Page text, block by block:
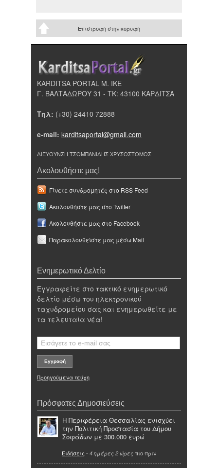
Επιστροφή στην κορυφή
KARDITSA PORTAL Μ. ΙΚΕ
Γ. ΒΑΛΤΑΔΩΡΟΥ 31 - ΤΚ: 43100 ΚΑΡΔΙΤΣΑ
Τηλ: (+30) 24410 72888
e-mail: karditsaportal@gmail.com
ΔΙΕΥΘΥΝΣΗ ΤΣΟΜΠΑΝΙΔΗΣ ΧΡΥΣΟΣΤΟΜΟΣ
Ακολουθήστε μας!
Γίνετε συνδρομητές στο RSS Feed
Ακολουθήστε μας στο Twitter
Ακολουθήστε μας στο Facebook
Παρακολουθείστε μας μέσω Mail
Ενημερωτικό Δελτίο
Εγγραφείτε στο τακτικό ενημερωτικό
δελτίο μέσω του ηλεκτρονικού
ταχυδρομείου σας και ενημερωθείτε με
τα τελευταία νέα!
Προηγούμενα τεύχη
Πρόσφατες Δημοσιεύσεις
Η Περιφέρεια Θεσσαλίας ενισχύει
την Πολιτική Προστασία του Δήμου
Σοφάδων με 300.000 ευρώ
Ειδήσεις - 4 ημέρες 2 ώρες πιο πριν